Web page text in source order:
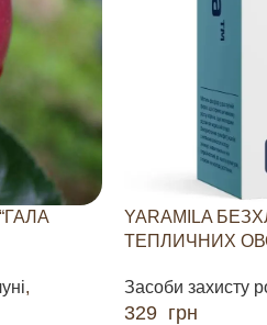
,
YARAMILA
ТЕПЛИЧНИХ
Засоби захисту
329 грн